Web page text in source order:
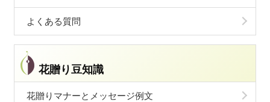
よくある質問
花贈り豆知識
花贈りマナーとメッセージ例文